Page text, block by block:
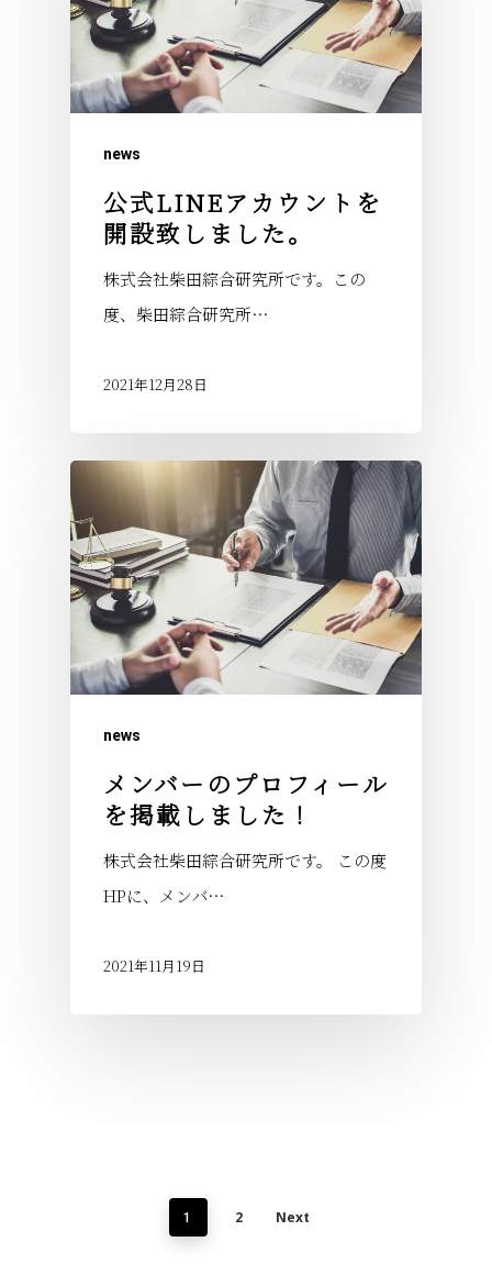
news
公式LINEアカウントを
開設致しました。
株式会社柴田綜合研究所です。この
度、柴田綜合研究所…
2021年12月28日
news
メンバーのプロフィール
を掲載しました！
株式会社柴田綜合研究所です。 この度
HPに、メンバ…
2021年11月19日
1 2 Next